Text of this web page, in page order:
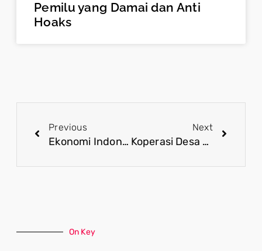
Pemilu yang Damai dan Anti
Hoaks
Previous
Ekonomi Indonesia Tetap Tumbuh Positif dan Jauh dari Ancaman Krisis Seperti 1998
Next
Koperasi Desa Mendorong Produk Lokal Menjadi Kekuatan Baru Ekonomi Kerakyatan
On Key